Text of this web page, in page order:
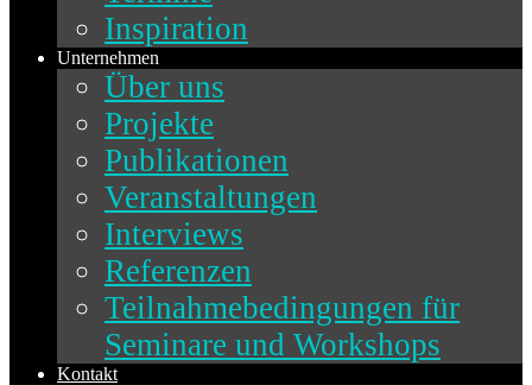
Inspiration
Unternehmen
Über uns
Projekte
Publikationen
Veranstaltungen
Interviews
Referenzen
Teilnahmebedingungen für
Seminare und Workshops
Kontakt